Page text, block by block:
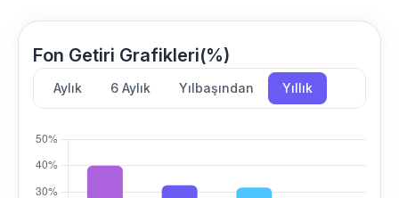
Fon Getiri Grafikleri(%)
Aylık 6 Aylık Yılbaşından Yıllık